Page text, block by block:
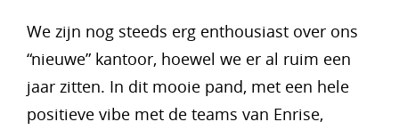
We zijn nog steeds erg enthousiast over ons
“nieuwe” kantoor, hoewel we er al ruim een
jaar zitten. In dit mooie pand, met een hele
positieve vibe met de teams van Enrise,